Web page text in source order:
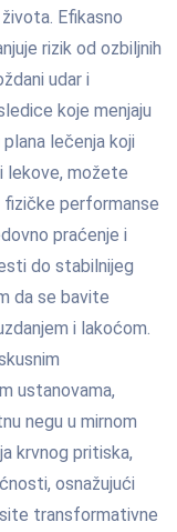
Efikasno
rizik od ozbiljnih
udar i
koje menjaju
lečenja koji
lekove, možete
fizičke performanse
praćenje i
do stabilnijeg
da se bavite
i lakoćom.
ustanovama,
negu u mirnom
krvnog pritiska,
osnažujući
transformativne